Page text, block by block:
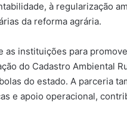
à regularização
da reforma agrária.
as instituições para
do Cadastro Ambiental
do estado. A parceria
e apoio operacional,